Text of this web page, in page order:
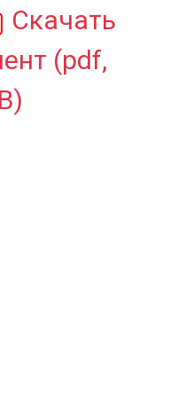
Скачать
(pdf,